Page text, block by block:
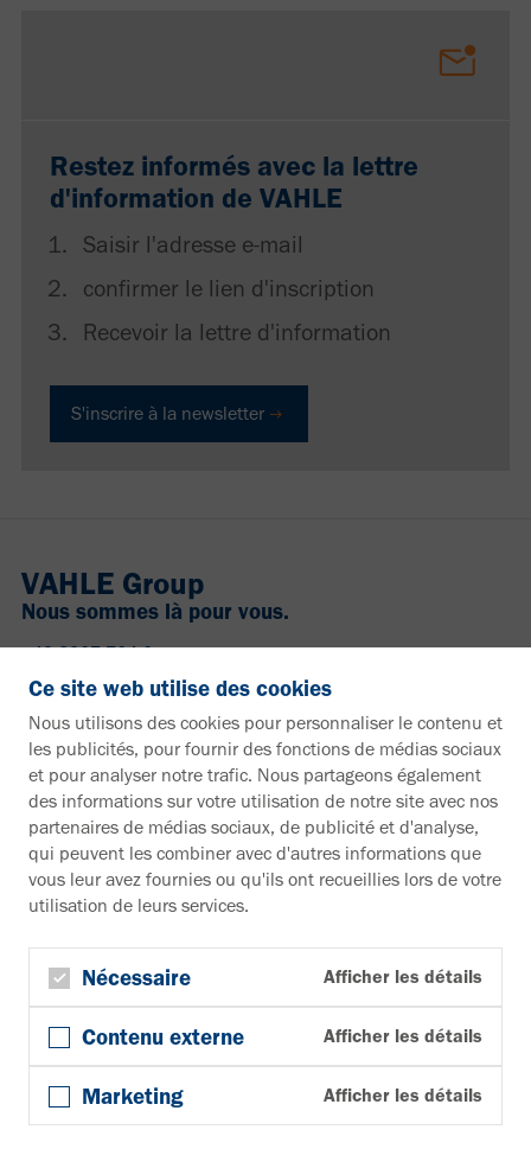
Restez informés avec la lettre
d'information de VAHLE
Saisir l'adresse e-mail
confirmer le lien d'inscription
Recevoir la lettre d'information
S'inscrire à la newsletter
VAHLE Group
Nous sommes là pour vous.
+49 2307 704-0
info@vahle.de
Paul Vahle GmbH & Co. KG
Westicker Str. 52
59174 Kamen
Allemagne
Vous souhaitez en savoir plus ?
Documentation
Vers la zone de téléchargement
Bulletin d'information
S'inscrire à la newsletter
Suivez-nous
Facebook
LinkedIn
Ce site web utilise des cookies
Nous utilisons des cookies pour personnaliser le contenu et
les publicités, pour fournir des fonctions de médias sociaux
et pour analyser notre trafic. Nous partageons également
des informations sur votre utilisation de notre site avec nos
partenaires de médias sociaux, de publicité et d'analyse,
qui peuvent les combiner avec d'autres informations que
vous leur avez fournies ou qu'ils ont recueillies lors de votre
utilisation de leurs services.
Nécessaire Afficher les détails
Contenu externe Afficher les détails
Marketing Afficher les détails